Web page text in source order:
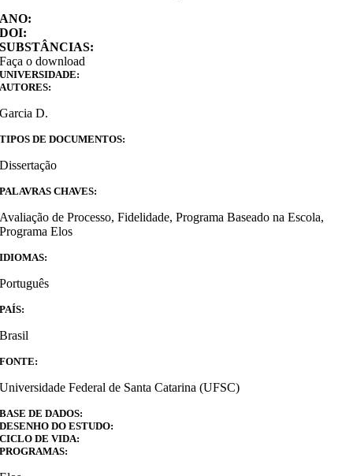
ANO:
DOI:
SUBSTÂNCIAS:
Faça o download
UNIVERSIDADE:
AUTORES:
Garcia D.
TIPOS DE DOCUMENTOS:
Dissertação
PALAVRAS CHAVES:
Avaliação de Processo, Fidelidade, Programa Baseado na Escola,
Programa Elos
IDIOMAS:
Português
PAÍS:
Brasil
FONTE:
Universidade Federal de Santa Catarina (UFSC)
BASE DE DADOS:
DESENHO DO ESTUDO:
CICLO DE VIDA:
PROGRAMAS: